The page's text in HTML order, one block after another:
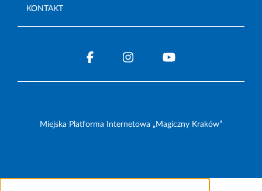
KONTAKT
Miejska Platforma Internetowa „Magiczny Kraków”